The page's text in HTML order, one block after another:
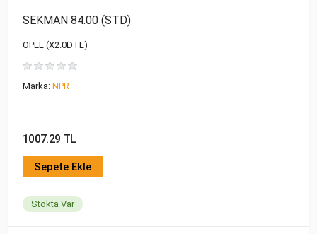
SEKMAN 84.00 (STD)
OPEL (X2.0DTL)
Marka: NPR
1007.29 TL
Sepete Ekle
Stokta Var